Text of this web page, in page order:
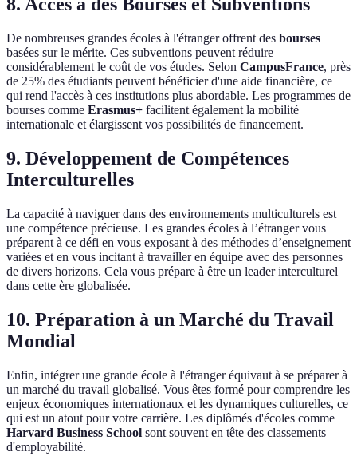
De nombreuses grandes écoles à l'étranger offrent des bourses
basées sur le mérite. Ces subventions peuvent réduire
considérablement le coût de vos études. Selon CampusFrance, près
de 25% des étudiants peuvent bénéficier d'une aide financière, ce
qui rend l'accès à ces institutions plus abordable. Les programmes de
bourses comme Erasmus+ facilitent également la mobilité
internationale et élargissent vos possibilités de financement.
9. Développement de Compétences
Interculturelles
La capacité à naviguer dans des environnements multiculturels est
une compétence précieuse. Les grandes écoles à l’étranger vous
préparent à ce défi en vous exposant à des méthodes d’enseignement
variées et en vous incitant à travailler en équipe avec des personnes
de divers horizons. Cela vous prépare à être un leader interculturel
dans cette ère globalisée.
10. Préparation à un Marché du Travail
Mondial
Enfin, intégrer une grande école à l'étranger équivaut à se préparer à
un marché du travail globalisé. Vous êtes formé pour comprendre les
enjeux économiques internationaux et les dynamiques culturelles, ce
qui est un atout pour votre carrière. Les diplômés d'écoles comme
Harvard Business School sont souvent en tête des classements
d'employabilité.